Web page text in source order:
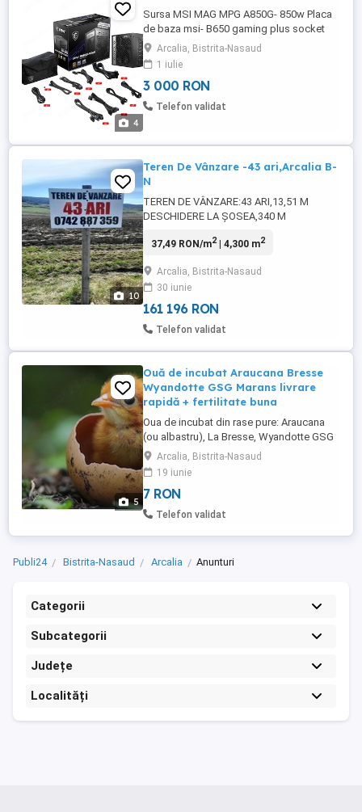
4
Sursa MSI MAG MPG A850G- 850w Placa
de baza msi- B650 gaming plus socket
AM5 SSD 1tb (este montat in placa de
baza) Carcasa pro gaming NU SE VAND
SEPARAT , NU TRIMIT IN TARA
Arcalia, Bistrita-Nasaud
1 iulie
3 000 RON
Telefon validat
10
Teren De Vânzare -43 ari,Arcalia B-
N
TEREN DE VÂNZARE:43 ARI,13,51 M
DESCHIDERE LA ȘOSEA,340 M
PRIN FAȚA TERENULUI,RESTUL DE
DEOSEBITĂ LA ȘOSEAUA NATIONALĂ
ARCALIA BISTRIȚA-SPRE SĂRĂȚEL.
PRETABIL PT.LOCUIȚĂ,CABANĂ,PREȚ
.TEREN ÎNTĂBULAT,16 ...
37,49 RON/m2| 4,300 m2
Arcalia, Bistrita-Nasaud
30 iunie
161 196 RON
Telefon validat
5
Ouă de incubat Araucana Bresse
Wyandotte GSG Marans livrare
rapidă + fertilitate buna
Oua de incubat din rase pure: Araucana
(ou albastru), La Bresse, Wyandotte GSG
si Marans (ou ciocolatiu). Fertilitate
testata , pasari sanatoase, crescute
natural si selectate pe linii bune. Oua
colectate zilnic, depozitate corect si
ambalate profesional pentru transport.
Arcalia, Bistrita-Nasaud
19 iunie
7 RON
Telefon validat
Publi24 Bistrita-Nasaud Arcalia Anunturi
Categorii
Subcategorii
Județe
Localități